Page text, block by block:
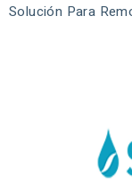
Solución Para